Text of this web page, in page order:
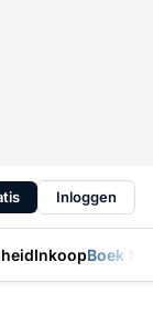
Inloggen
InkoopBoek